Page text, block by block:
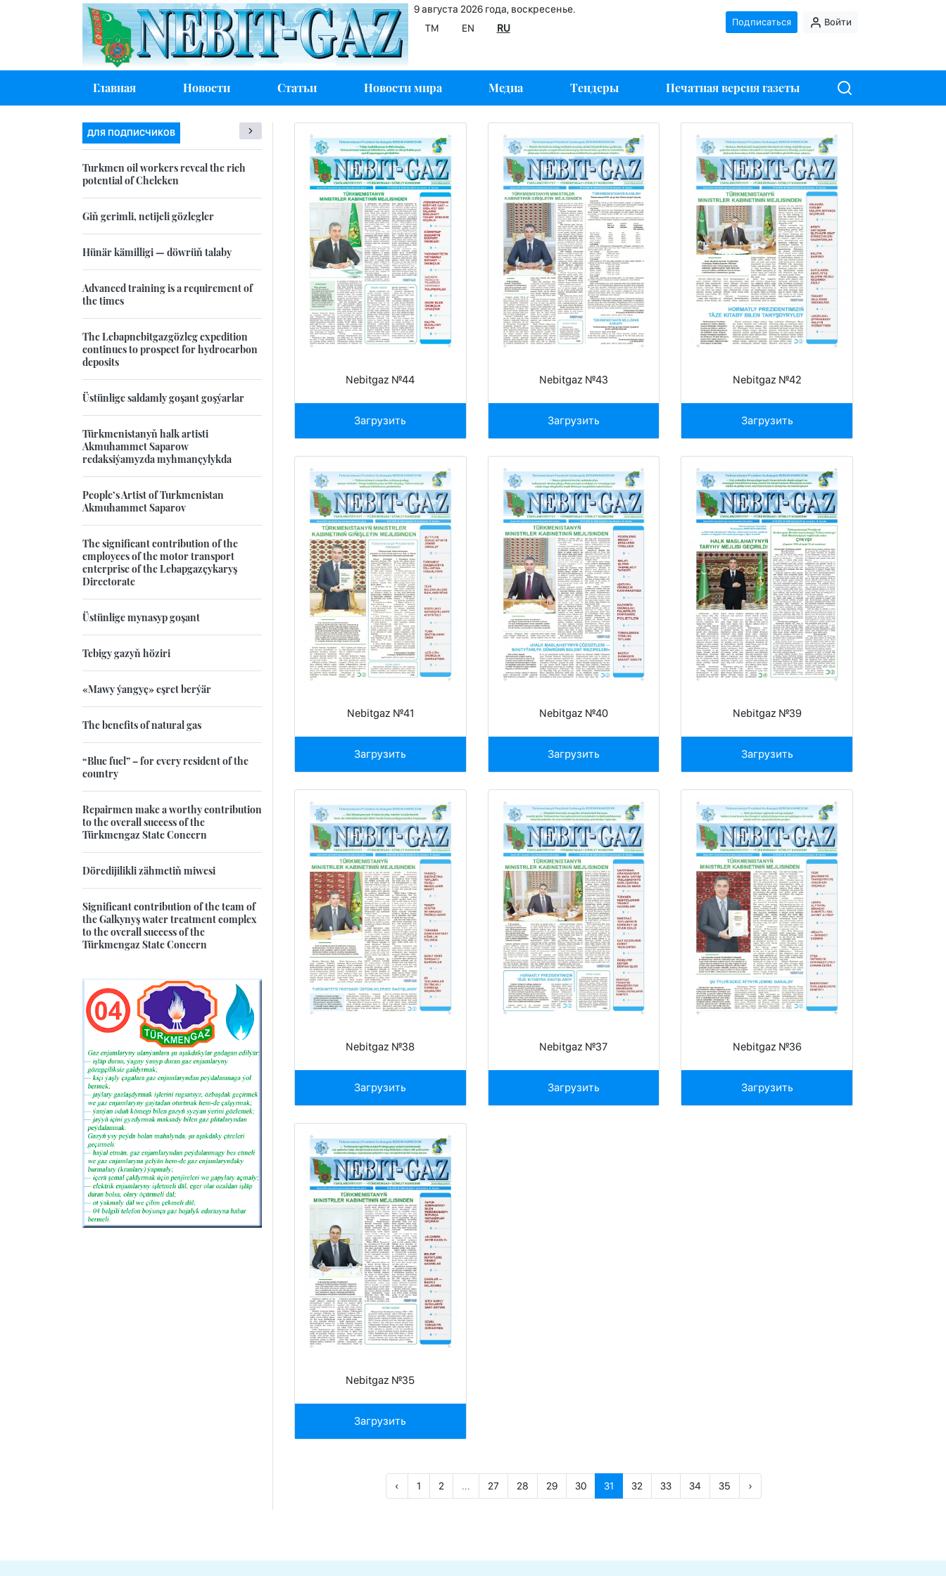
9 августа 2026 года, воскресенье.
TM
EN RU
Подписаться Войти
Главная Новости Статьи Новости мира Медиа Тендеры Печатная версия газеты
Nebitgaz №44
Загрузить
Nebitgaz №43
Загрузить
Nebitgaz №42
Загрузить
Nebitgaz №41
Загрузить
Nebitgaz №40
Загрузить
Nebitgaz №39
Загрузить
Nebitgaz №38
Загрузить
Nebitgaz №37
Загрузить
Nebitgaz №36
Загрузить
Nebitgaz №35
Загрузить
‹ 1 2 ... 27 28 29 30 31 32 33 34 35 ›
ДЛЯ ПОДПИСЧИКОВ
Turkmen oil workers reveal the rich
potential of Cheleken
Giň gerimli, netijeli gözlegler
Hünär kämilligi — döwrüň talaby
Advanced training is a requirement of
the times
The Lebapnebitgazgözleg expedition
continues to prospect for hydrocarbon
deposits
Üstünlige saldamly goşant goşýarlar
Türkmenistanyň halk artisti
Akmuhammet Saparow
redaksiýamyzda myhmançylykda
People’s Artist of Turkmenistan
Akmuhammet Saparov
The significant contribution of the
employees of the motor transport
enterprise of the Lebapgazçykaryş
Directorate
Üstünlige mynasyp goşant
Tebigy gazyň höziri
«Mawy ýangyç» eşret berýär
The benefits of natural gas
“Blue fuel” – for every resident of the
country
Repairmen make a worthy contribution
to the overall success of the
Türkmengaz State Concern
Döredijilikli zähmetiň miwesi
Significant contribution of the team of
the Galkynyş water treatment complex
to the overall success of the
Türkmengaz State Concern